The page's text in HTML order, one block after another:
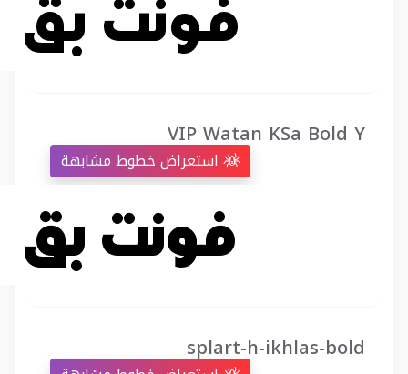
VIP Watan KSa Bold Y
splart-h-ikhlas-bold